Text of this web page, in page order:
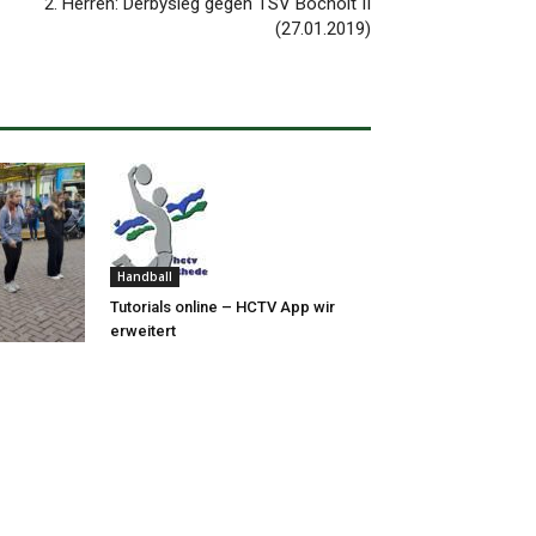
(27.01.2019)
Handball
Tutorials online – HCTV App wir
erweitert